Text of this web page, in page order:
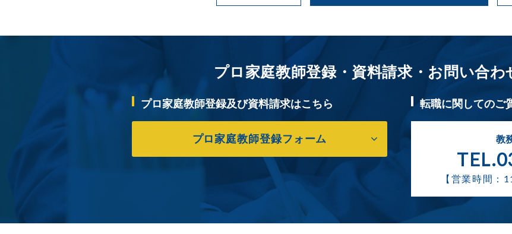
プロ家庭教師登録・資料請求・お問い合わ
プロ家庭教師登録及び資料請求はこちら
プロ家庭教師登録フォーム
転職に関してのご
教
【営業時間：